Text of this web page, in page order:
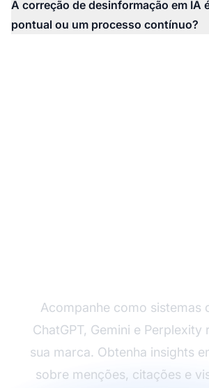
A correção de desinformação em IA
pontual ou um processo contínuo?
Acompanhe como sistemas
ChatGPT, Gemini e Perplexity
sua marca. Obtenha insights
sobre menções, citações e